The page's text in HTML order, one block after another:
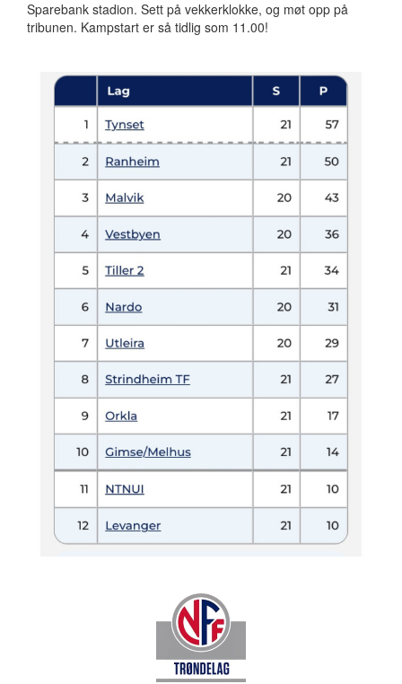
Sparebank stadion. Sett på vekkerklokke, og møt opp på
tribunen. Kampstart er så tidlig som 11.00!